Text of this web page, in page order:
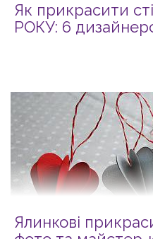
Як прикрасити
РОКУ: 6
Ялинкові